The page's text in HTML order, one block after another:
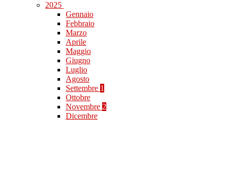
2025
Gennaio
Febbraio
Marzo
Aprile
Maggio
Giugno
Luglio
Agosto
Settembre 1
Ottobre
Novembre 2
Dicembre